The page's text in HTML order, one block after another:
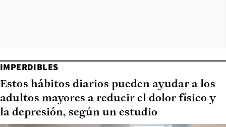
IMPERDIBLES
Estos hábitos diarios pueden ayudar a los
adultos mayores a reducir el dolor físico y
la depresión, según un estudio